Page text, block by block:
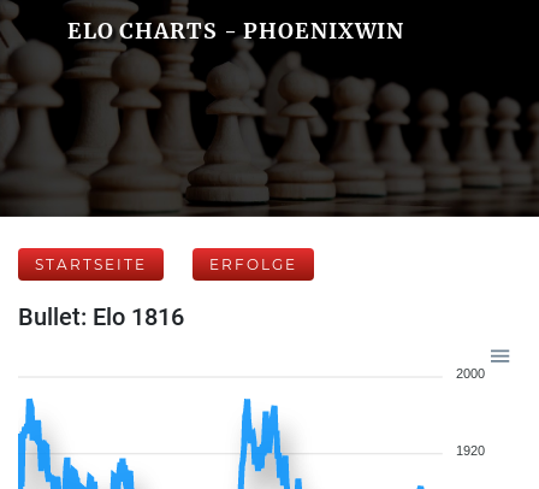
ELO CHARTS - PHOENIXWIN
STARTSEITE ERFOLGE
Bullet: Elo 1816
2000
1920